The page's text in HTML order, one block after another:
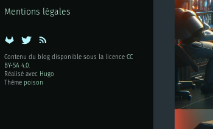
Mentions légales
Contenu du blog disponible sous la licence CC
BY-SA 4.0.
Réalisé avec Hugo
Thème poison